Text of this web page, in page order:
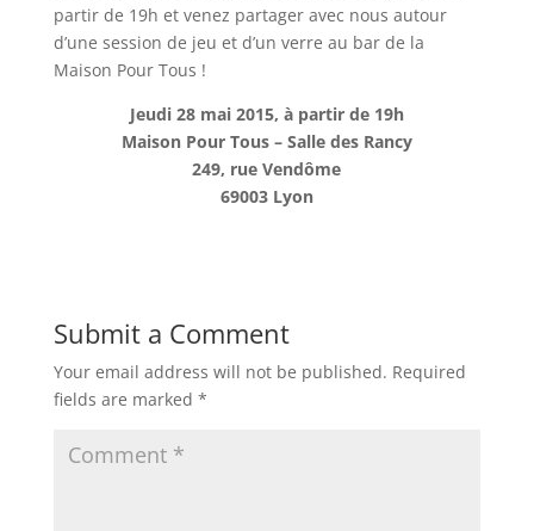
partir de 19h et venez partager avec nous autour
d’une session de jeu et d’un verre au bar de la
Maison Pour Tous !
Jeudi 28 mai 2015, à partir de 19h
Maison Pour Tous – Salle des Rancy
249, rue Vendôme
69003 Lyon
Submit a Comment
Your email address will not be published. Required
fields are marked *